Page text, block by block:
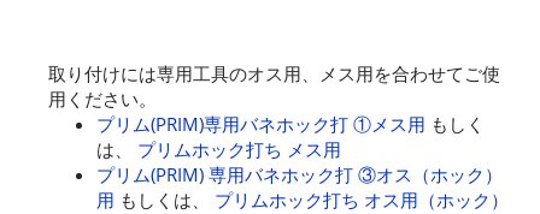
取り付けには専用工具のオス用、メス用を合わせてご使
用ください。
プリム(PRIM)専用バネホック打 ①メス用 もしく
は、 プリムホック打ち メス用
プリム(PRIM) 専用バネホック打 ③オス（ホック）
用 もしくは、 プリムホック打ち オス用（ホック）